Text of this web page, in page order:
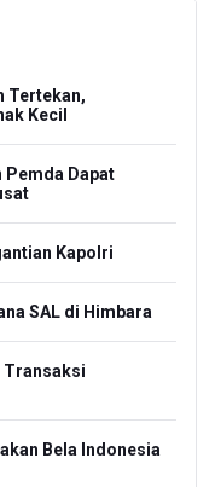
Tertekan,
Kecil
Pemda Dapat
Kapolri
SAL di Himbara
Transaksi
Bela Indonesia